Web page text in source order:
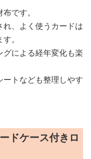
です。
、よく使うカードは
。
による経年変化も楽
トなども整理しやす
ドケース付きロ